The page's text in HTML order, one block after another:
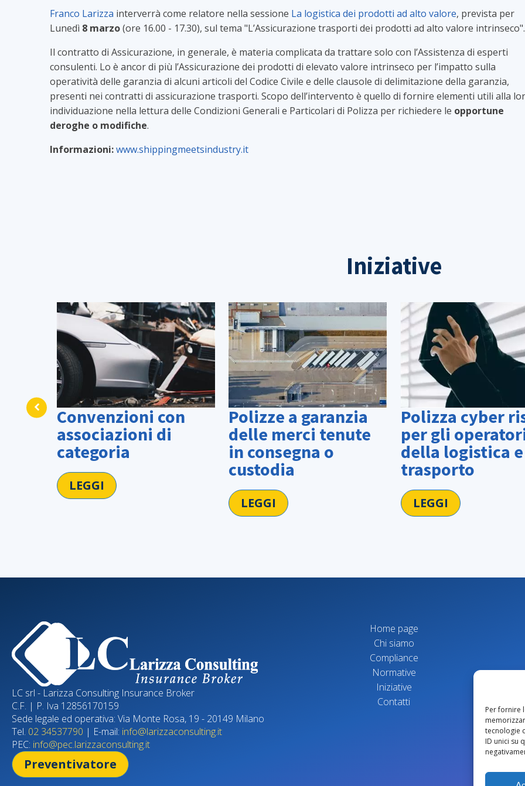
Per fornire
tecnologie
ID unici su
Franco Larizza interverrà come relatore nella sessione La logistica dei prodotti ad alto valore, prevista per
Lunedì 8 marzo(ore 16.00 - 17.30), sul tema "L’Assicurazione trasporti dei prodotti ad alto valore intrinseco".
Il contratto di Assicurazione, in generale, è materia complicata da trattare solo con l’Assistenza di esperti
consulenti. Lo è ancor di più l’Assicurazione dei prodotti di elevato valore intrinseco per l’impatto sulla
operatività delle garanzia di alcuni articoli del Codice Civile e delle clausole di delimitazione della garanzia,
presenti nei contratti di assicurazione trasporti. Scopo dell’intervento è quello di fornire elementi utili alla
individuazione nella lettura delle Condizioni Generali e Particolari di Polizza per richiedere le opportune
deroghe o modifiche.
Informazioni:www.shippingmeetsindustry.it
Iniziative
Convenzioni con
associazioni di
categoria
LEGGI
Polizze a garanzia
delle merci tenute
in consegna o
custodia
LEGGI
Polizza cyber
per gli
della logistica
trasporto
LEGGI
LC srl - Larizza Consulting Insurance Broker
C.F. | P. Iva 12856170159
Sede legale ed operativa: Via Monte Rosa, 19 - 20149 Milano
Tel. 02 34537790 | E-mail: info@larizzaconsulting.it
PEC: info@pec.larizzaconsulting.it
Preventivatore
Home page
Chi siamo
Compliance
Normative
Iniziative
Contatti